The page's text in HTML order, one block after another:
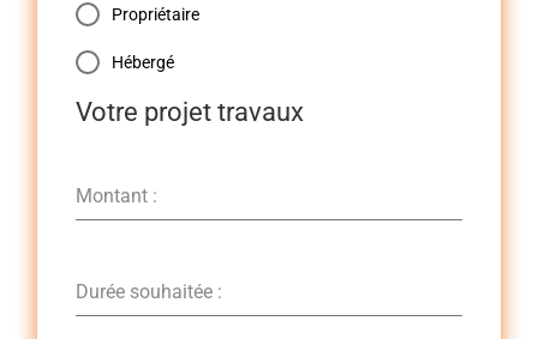
Propriétaire
Hébergé
Votre projet travaux
Montant :
Durée souhaitée :